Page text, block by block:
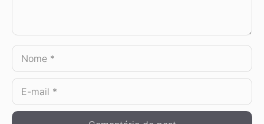
Nome
E-
mail